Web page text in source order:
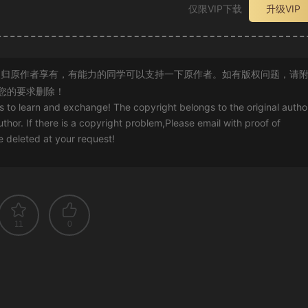
仅限VIP下载 升级VIP
原作者享有，有能力的同学可以支持一下原作者。如有版权问题，请
的要求删除！
learn and exchange! The copyright belongs to the original
If there is a copyright problem,Please email with proof of
deleted at your request!
11 0